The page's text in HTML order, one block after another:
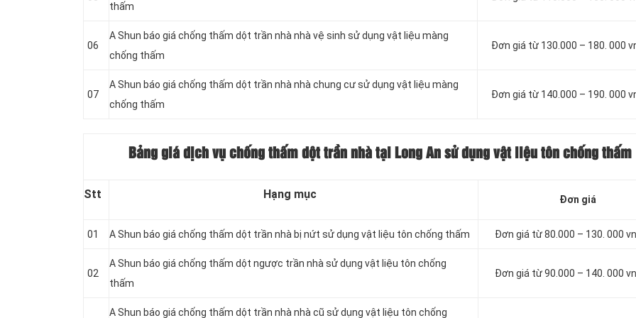
thấm
06
A Shun báo giá chống thấm dột trần nhà nhà vệ sinh sử dụng vật liệu màng
chống thấm
Đơn giá từ 130.000 – 180. 000
07
A Shun báo giá chống thấm dột trần nhà nhà chung cư sử dụng vật liệu màng
chống thấm
Đơn giá từ 140.000 – 190. 000
Bảng giá dịch vụ chống thấm dột trần nhà tại Long An sử dụng vật liệu tôn chống thấm
Stt Hạng mục Đơn giá
01 A Shun báo giá chống thấm dột trần nhà bị nứt sử dụng vật liệu tôn chống thấm Đơn giá từ 80.000 – 130. 000
02
A Shun báo giá chống thấm dột ngược trần nhà sử dụng vật liệu tôn chống
thấm
Đơn giá từ 90.000 – 140. 000
A Shun báo giá chống thấm dột trần nhà nhà cũ sử dụng vật liệu tôn chống